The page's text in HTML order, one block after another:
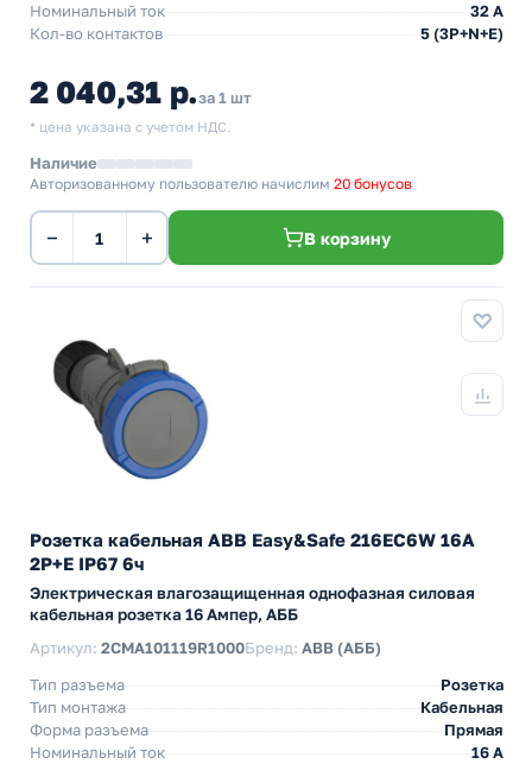
Номинальный ток
32 А
Кол-во контактов
5 (3P+N+E)
2 040,31 р.за 1 шт
* цена указана с учетом НДС.
Наличие
Авторизованному пользователю начислим 20 бонусов
− + В корзину
Розетка кабельная ABB Easy&Safe 216EC6W 16А
2P+E IP67 6ч
Электрическая влагозащищенная однофазная силовая
кабельная розетка 16 Ампер, АББ
Артикул: 2CMA101119R1000Бренд: ABB (АББ)
Тип разъема
Розетка
Тип монтажа
Кабельная
Форма разъема
Прямая
Номинальный ток
16 А